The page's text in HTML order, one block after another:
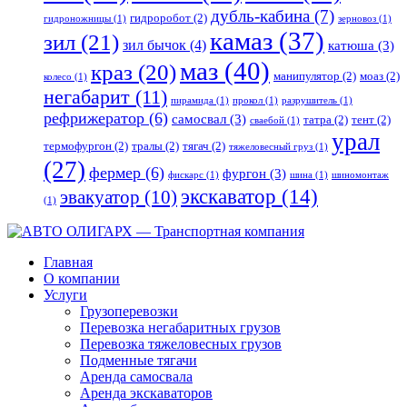
гидроножницы (1) гидроробот (2) дубль-кабина (7) зерновоз (1)
зил (21) зил бычок (4) камаз (37) катюша (3)
колесо (1) краз (20)маз (40) манипулятор (2) моаз (2)
негабарит (11) пирамида (1) прокол (1) разрушитель (1)
рефрижератор (6) самосвал (3) сваебой (1) татра (2) тент (2)
термофургон (2) тралы (2) тягач (2) тяжеловесный груз (1) урал
(27) фермер (6) фискарс (1) фургон (3) шина (1) шиномонтаж
(1) эвакуатор (10) экскаватор (14)
Главная
О компании
Услуги
Грузоперевозки
Перевозка негабаритных грузов
Перевозка тяжеловесных грузов
Подменные тягачи
Аренда самосвала
Аренда экскаваторов